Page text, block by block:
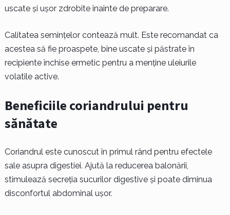
uscate și ușor zdrobite înainte de preparare.
Calitatea semințelor contează mult. Este recomandat ca
acestea să fie proaspete, bine uscate și păstrate în
recipiente închise ermetic pentru a menține uleiurile
volatile active.
Beneficiile coriandrului pentru
sănătate
Coriandrul este cunoscut în primul rând pentru efectele
sale asupra digestiei. Ajută la reducerea balonării,
stimulează secreția sucurilor digestive și poate diminua
disconfortul abdominal ușor.